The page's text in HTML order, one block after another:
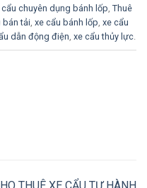
cẩu chuyên dụng bánh lốp Thuê
bán tải xe cẩu bánh lốp xe cẩu
dẫn động điện xe cẩu thủy lực.